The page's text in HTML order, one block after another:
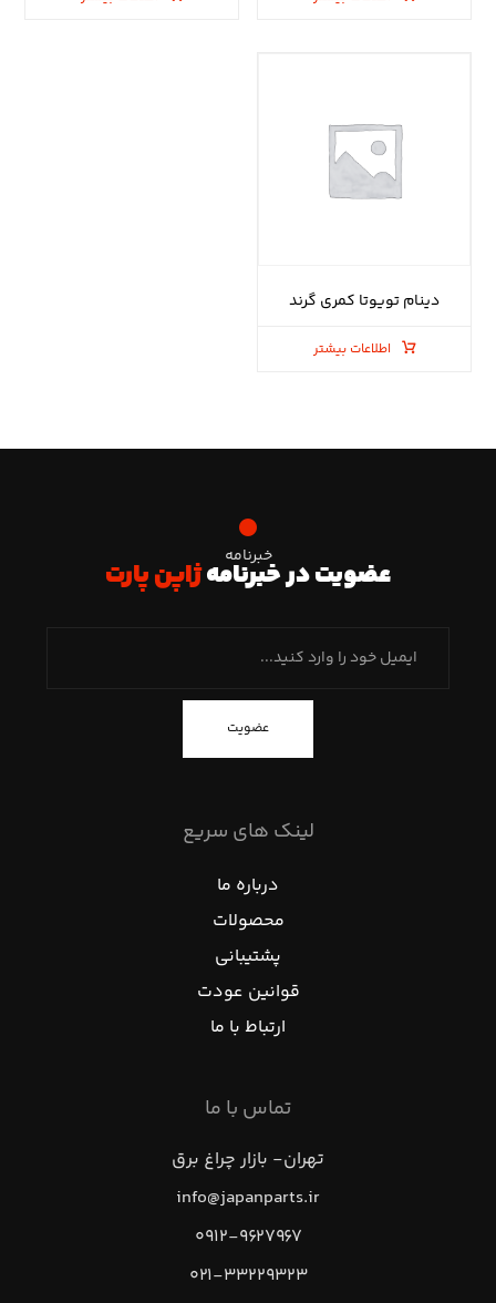
دینام تویوتا کمری گرند
اطلاعات بیشتر
خبرنامه
عضویت در خبرنامهژاپن پارت
عضویت
لینک های سریع
درباره ما
محصولات
پشتیبانی
قوانین عودت
ارتباط با ما
تماس با ما
تهران- بازار چراغ برق
info@japanparts.ir
۰۹۱۲-۹۶۲۷۹۶۷
۰۲۱-۳۳۲۲۹۳۲۳